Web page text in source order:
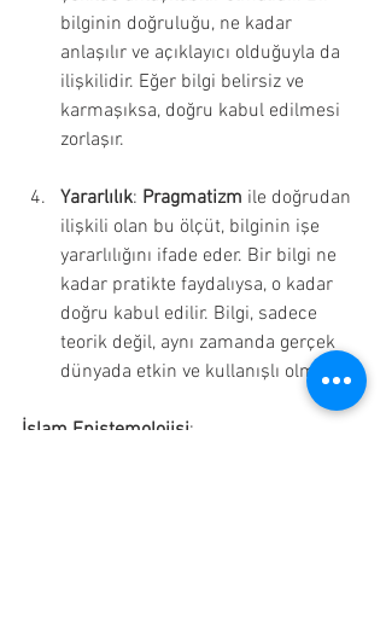
bilginin doğruluğu, ne kadar
anlaşılır ve açıklayıcı olduğuyla da
ilişkilidir. Eğer bilgi belirsiz ve
karmaşıksa, doğru kabul edilmesi
zorlaşır.
Yararlılık: Pragmatizm ile doğrudan
ilişkili olan bu ölçüt, bilginin işe
yararlılığını ifade eder. Bir bilgi ne
kadar pratikte faydalıysa, o kadar
doğru kabul edilir. Bilgi, sadece
teorik değil, aynı zamanda gerçek
dünyada etkin ve kullanışlı olmalıdır.
İslam Epistemolojisi: